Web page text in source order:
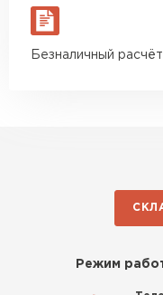
Безналичный расчёт
Режим